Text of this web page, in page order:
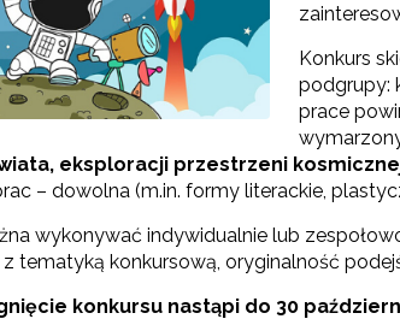
Konkurs
podgrupy:
prace
eksploracji przestrzeni
– dowolna (m.in. formy literackie,
wykonywać indywidualnie lub
tematyką konkursową, oryginalność
konkursu nastąpi do 30